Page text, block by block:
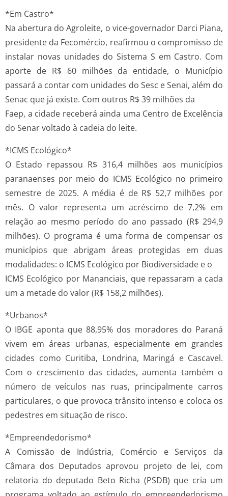
*Em Castro*
Na abertura do Agroleite, o vice-governador Darci Piana,
presidente da Fecomércio, reafirmou o compromisso de
instalar novas unidades do Sistema S em Castro. Com
aporte de R$ 60 milhões da entidade, o Município
passará a contar com unidades do Sesc e Senai, além do
Senac que já existe. Com outros R$ 39 milhões da
Faep, a cidade receberá ainda uma Centro de Excelência
do Senar voltado à cadeia do leite.
*ICMS Ecológico*
O Estado repassou R$ 316,4 milhões aos municípios
paranaenses por meio do ICMS Ecológico no primeiro
semestre de 2025. A média é de R$ 52,7 milhões por
mês. O valor representa um acréscimo de 7,2% em
relação ao mesmo período do ano passado (R$ 294,9
milhões). O programa é uma forma de compensar os
municípios que abrigam áreas protegidas em duas
modalidades: o ICMS Ecológico por Biodiversidade e o
ICMS Ecológico por Mananciais, que repassaram a cada
um a metade do valor (R$ 158,2 milhões).
*Urbanos*
O IBGE aponta que 88,95% dos moradores do Paraná
vivem em áreas urbanas, especialmente em grandes
cidades como Curitiba, Londrina, Maringá e Cascavel.
Com o crescimento das cidades, aumenta também o
número de veículos nas ruas, principalmente carros
particulares, o que provoca trânsito intenso e coloca os
pedestres em situação de risco.
*Empreendedorismo*
A Comissão de Indústria, Comércio e Serviços da
Câmara dos Deputados aprovou projeto de lei, com
relatoria do deputado Beto Richa (PSDB) que cria um